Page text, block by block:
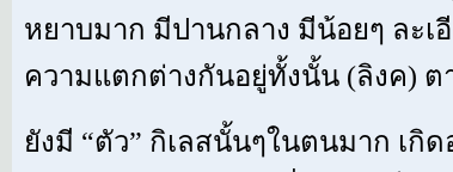
หยาบมาก มีปานกลาง มีน้อยๆ ละเ
ความแตกต่างกันอยู่ทั้งนั้น (ลิงค) ต
ยังมี “ตัว” กิเลสนั้นๆในตนมาก เกิ